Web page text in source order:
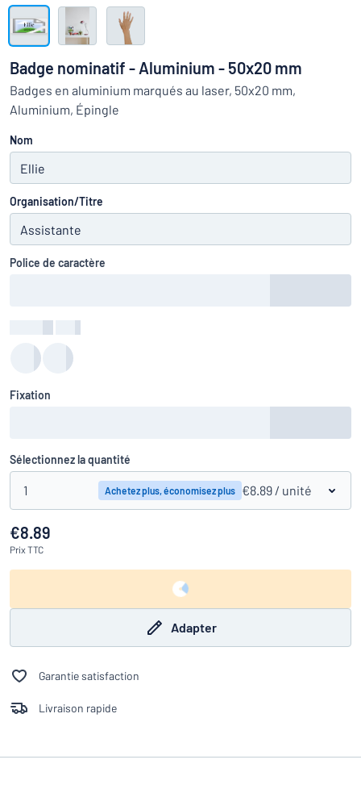
ne parvenez pas à trouver ce que vous cherchez ?
travail
Montrer toutes les catégories
Demande
devis
Se
connecter
Service
Particulier
Badge nominatif - Aluminium - 50x20 mm
Badges en aluminium marqués au laser, 50x20 mm,
Aluminium, Épingle
Nom
Organisation/Titre
Police de caractère
Fixation
Sélectionnez la quantité
1 Achetez plus, économisez plus €8.89 / unité
€8.89
PrixTTC
Adapter
Garantie satisfaction
Livraison rapide